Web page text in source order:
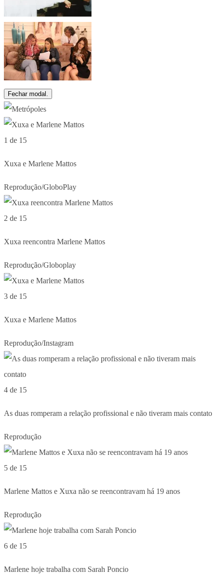
Fechar modal.
1 de 15
Xuxa e Marlene Mattos
Reprodução/GloboPlay
2 de 15
Xuxa reencontra Marlene Mattos
Reprodução/Globoplay
3 de 15
Xuxa e Marlene Mattos
Reprodução/Instagram
4 de 15
As duas romperam a relação profissional e não tiveram mais contato
Reprodução
5 de 15
Marlene Mattos e Xuxa não se reencontravam há 19 anos
Reprodução
6 de 15
Marlene hoje trabalha com Sarah Poncio